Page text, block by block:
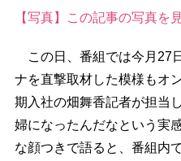
【写真】この記事の写真を
この日、番組では今月27
ナを直撃取材した模様もオ
期入社の畑舞香記者が担当
婦になったんだなという実
な顔つきで語ると、番組内